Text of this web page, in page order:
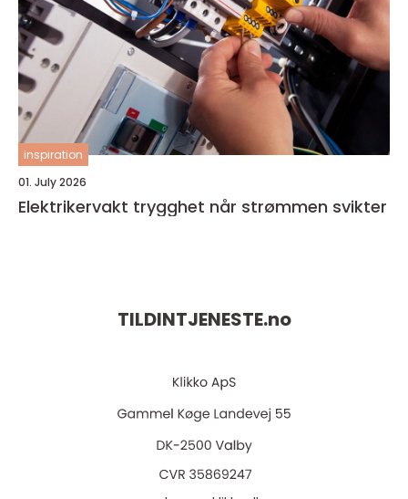
inspiration
01. July 2026
Elektrikervakt trygghet når strømmen svikter
TILDINTJENESTE.no